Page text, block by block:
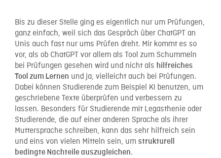
Bis zu dieser Stelle ging es eigentlich nur um Prüfungen,
ganz einfach, weil sich das Gespräch über ChatGPT an
Unis auch fast nur ums Prüfen dreht. Mir kommt es so
vor, als ob ChatGPT vor allem als Tool zum Schummeln
bei Prüfungen gesehen wird und nicht als hilfreiches
Tool zum Lernen und ja, vielleicht auch bei Prüfungen.
Dabei können Studierende zum Beispiel KI benutzen, um
geschriebene Texte überprüfen und verbessern zu
lassen. Besonders für Studierende mit Legasthenie oder
Studierende, die auf einer anderen Sprache als ihrer
Muttersprache schreiben, kann das sehr hilfreich sein
und eins von vielen Mitteln sein, um strukturell
bedingte Nachteile auszugleichen.